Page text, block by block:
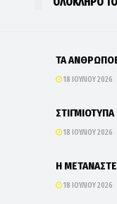
ΤΑ
18 ΙΟΥΛΊΟΥ 2026
18 ΙΟΥΛΊΟΥ 2026
Η
18 ΙΟΥΛΊΟΥ 2026